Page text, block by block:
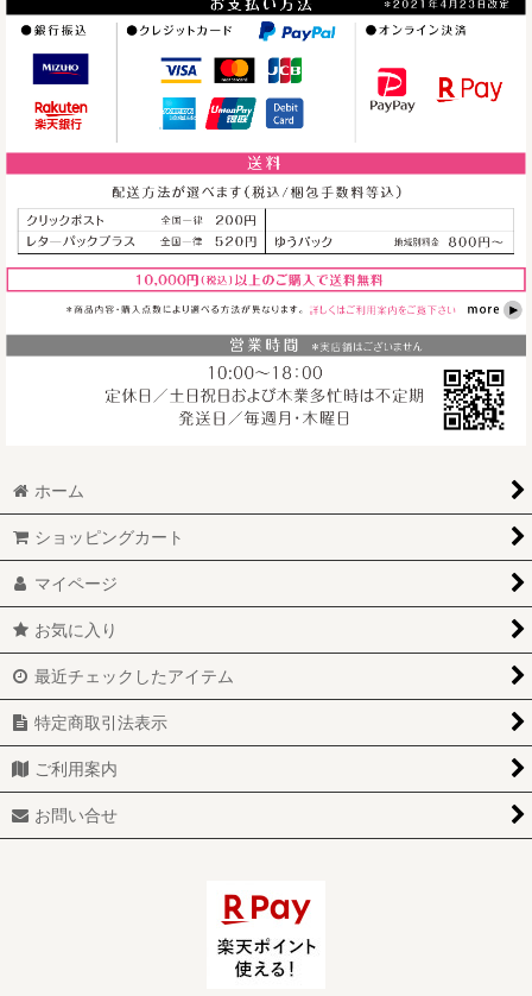
絞り込む
ホーム
ショッピングカート
マイページ
お気に入り
最近チェックしたアイテム
特定商取引法表示
ご利用案内
お問い合せ